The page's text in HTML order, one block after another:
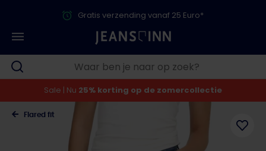
Gratis verzending vanaf 25 Euro*
Sale | Nu 25% korting op de zomercollectie
Flared fit